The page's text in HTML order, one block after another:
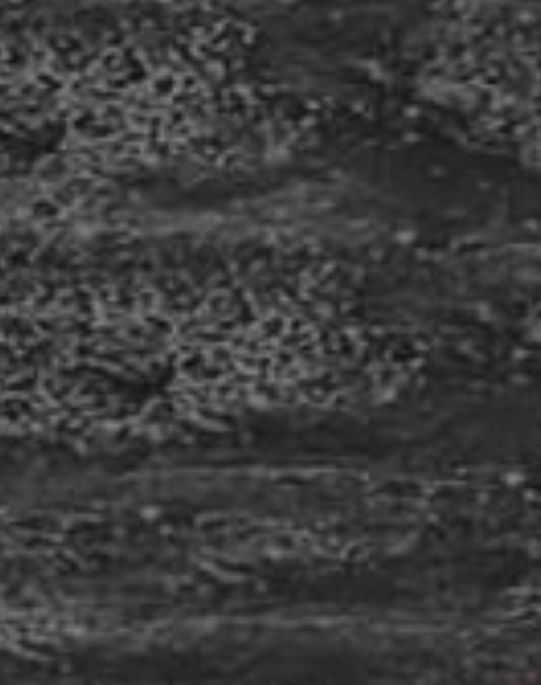
wurden im Digitaldruck auf selbstklebender Folie
gefertigt und anschließend präzise
konturgeschnitten. Damit sich die einzelnen
Aufkleber...